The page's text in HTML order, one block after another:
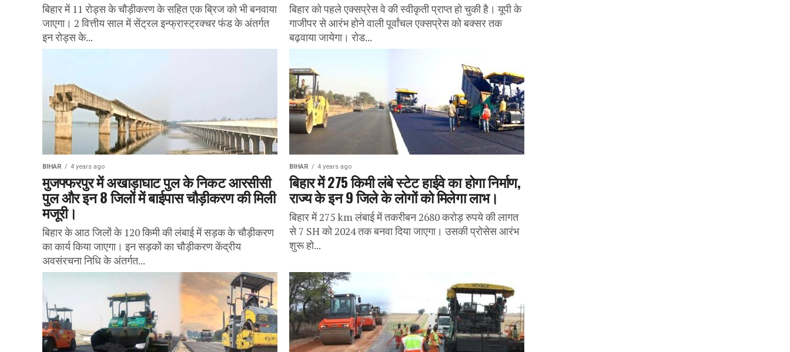
बिहार में 11 रोड्स के चौड़ीकरण के सहित एक ब्रिज को भी बनवाया
जाएगा। 2 वित्तीय साल में सेंट्रल इन्फ्रास्ट्रक्चर फंड के अंतर्गत
इन रोड्स के...
बिहार को पहले एक्सप्रेस वे की स्वीकृती प्राप्त हो चुकी है। यूपी के
गाजीपर से आरंभ होने वाली पूर्वांचल एक्सप्रेस को बक्सर तक
बढ़वाया जायेगा। रोड...
BIHAR 4 years ago
मुजफ्फरपुर में अखाड़ाघाट पुल के निकट आरसीसी
पुल और इन 8 जिलों में बाईपास चौड़ीकरण की मिली
मजूरी।
बिहार के आठ जिलों के 120 किमी की लंबाई में सड़क के चौड़ीकरण
का कार्य किया जाएगा। इन सड़कों का चौड़ीकरण केंद्रीय
अवसंरचना निधि के अंतर्गत...
BIHAR 4 years ago
बिहार में 275 किमी लंबे स्टेट हाईवे का होगा निर्माण,
राज्य के इन 9 जिले के लोगों को मिलेगा लाभ।
बिहार में 275 km लंबाई में तकरीबन 2680 करोड़ रुपये की लागत
से 7 SH को 2024 तक बनवा दिया जाएगा। उसकी प्रोसेस आरंभ
शुरू हो...